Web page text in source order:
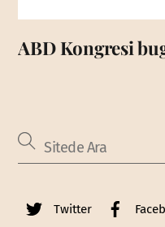
ABD Kongresi
Twitter